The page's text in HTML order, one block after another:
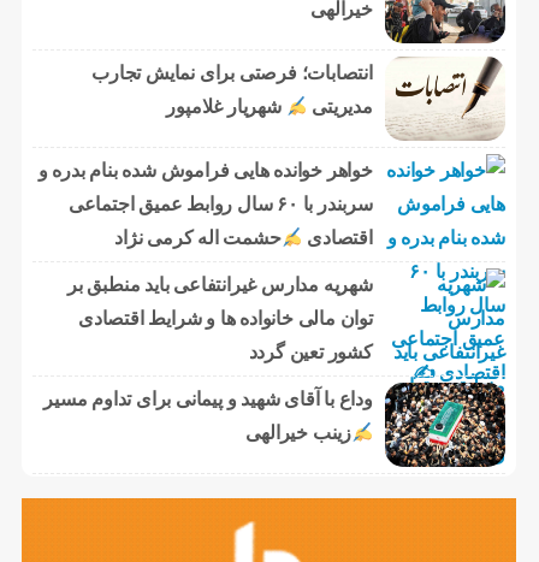
خیرالهی
انتصابات؛ فرصتی برای نمایش تجارب
مدیریتی
شهریار غلامپور
خواهر خوانده هایی فراموش شده بنام بدره و
سربندر با ۶۰ سال روابط عمیق اجتماعی
اقتصادی
حشمت اله کرمی نژاد
شهریه مدارس غیرانتفاعی باید منطبق بر
توان مالی خانواده ها و شرایط اقتصادی
کشور تعین گردد
وداع با آقای شهید و پیمانی برای تداوم مسیر
زینب خیرالهی